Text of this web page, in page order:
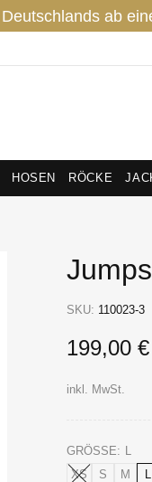
ab
HOSEN RÖCKE
SKU: 110023-3
199,00 €
inkl. MwSt.
GRÖSSE:
L
XS
S M L